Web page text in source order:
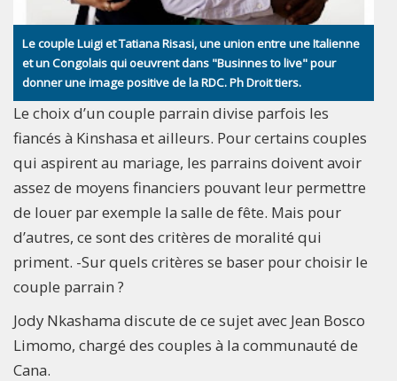
Le couple Luigi et Tatiana Risasi, une union entre une Italienne
et un Congolais qui oeuvrent dans "Businnes to live" pour
donner une image positive de la RDC. Ph Droit tiers.
Le choix d’un couple parrain divise parfois les
fiancés à Kinshasa et ailleurs. Pour certains couples
qui aspirent au mariage, les parrains doivent avoir
assez de moyens financiers pouvant leur permettre
de louer par exemple la salle de fête. Mais pour
d’autres, ce sont des critères de moralité qui
priment. -Sur quels critères se baser pour choisir le
couple parrain ?
Jody Nkashama discute de ce sujet avec Jean Bosco
Limomo, chargé des couples à la communauté de
Cana.